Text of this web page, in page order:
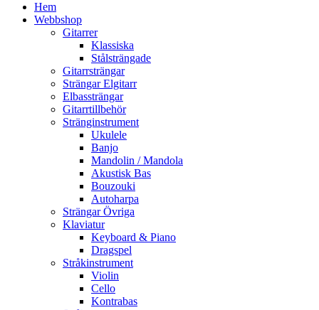
Hem
Webbshop
Gitarrer
Klassiska
Stålsträngade
Gitarrsträngar
Strängar Elgitarr
Elbassträngar
Gitarrtillbehör
Stränginstrument
Ukulele
Banjo
Mandolin / Mandola
Akustisk Bas
Bouzouki
Autoharpa
Strängar Övriga
Klaviatur
Keyboard & Piano
Dragspel
Stråkinstrument
Violin
Cello
Kontrabas